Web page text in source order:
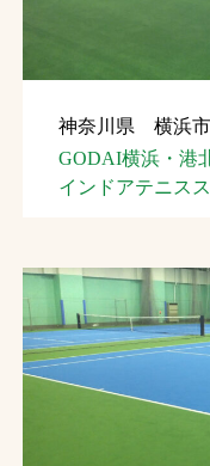
神奈川県 横浜市
GODAI横浜・港
インドアテニス